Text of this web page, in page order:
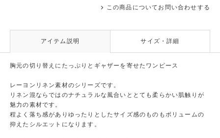
この商品についてお問い合わせする
アイテム説明 サイズ・詳細
胸元の切り替えにたっぷりとギャザーを寄せたワンピース
レーヨンリネン素材のシリーズです。
リネン混ならではのナチュラルな風合いととても柔らかい肌触りが
魅力の素材です。
程よく落ち感がありゆったりとしたサイズ感のものもボリュームの
抑えたシルエットになります。